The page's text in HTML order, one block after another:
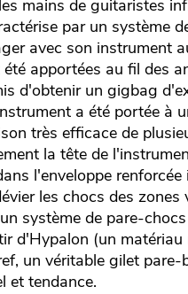
mains de guitaristes
par un système
avec son instrument
apportées au fil des
d'obtenir un gigbag
a été portée à
très efficace de
la tête de
l'enveloppe renforcée
les chocs des zones
système de pare-
d'Hypalon (un
un véritable gilet
et tendance.